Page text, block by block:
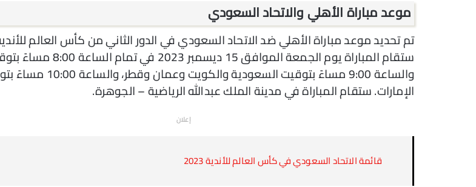
موعد مباراة الأهلي والاتحاد السعودي
ستقام المباراة يوم الجمعة الموافق 15
والساعة 9:00 مساءً بتوقيت السعودية والكويت وعمان
الإمارات. ستقام المباراة في مدينة الملك عبدالله الرياضية – الجوهرة.
إعلان
قائمة الاتحاد السعودي في كأس العالم للأندية 2023